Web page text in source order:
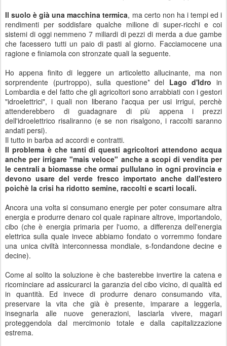
Il suolo è già una macchina termica, ma certo non ha i tempi ed i
rendimenti per soddisfare qualche milione di super-ricchi e coi
sistemi di oggi nemmeno 7 miliardi di pezzi di merda a due gambe
che facessero tutti un paio di pasti al giorno. Facciamocene una
ragione e finiamola con stronzate quali la seguente.
Ho appena finito di leggere un articoletto allucinante, ma non
sorprendente (purtroppo), sulla questione* del Lago d'Idro in
Lombardia e del fatto che gli agricoltori sono arrabbiati con i gestori
"idroelettrici", i quali non liberano l'acqua per usi irrigui, perchè
attenderebbero di guadagnare di più appena i prezzi
dell'idroelettrico risaliranno (e se non risalgono, i raccolti saranno
andati persi).
Il tutto in barba ad accordi e contratti.
Il problema è che tanti di questi agricoltori attendono acqua
anche per irrigare "mais veloce" anche a scopi di vendita per
le centrali a biomasse che ormai pullulano in ogni provincia e
devono usare del verde fresco importato anche dall'estero
poichè la crisi ha ridotto semine, raccolti e scarti locali.
Ancora una volta si consumano energie per poter consumare altra
energia e produrre denaro col quale rapinare altrove, importandolo,
cibo (che è energia primaria per l'uomo, a differenza dell'energia
elettrica sulla quale invece abbiamo fondato o vorremmo fondare
una unica civiltà interconnessa mondiale, s-fondandone decine e
decine).
Come al solito la soluzione è che basterebbe invertire la catena e
ricominciare ad assicurarci la garanzia del cibo vicino, di qualità ed
in quantità. Ed invece di produrre denaro consumando vita,
preservare la vita che già è presente, imparare a leggerla,
insegnarla alle nuove generazioni, lasciarla vivere, magari
proteggendola dal mercimonio totale e dalla capitalizzazione
estrema.